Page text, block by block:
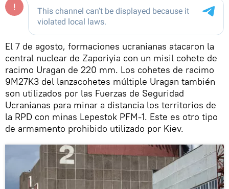
El 7 de agosto, formaciones ucranianas atacaron la
central nuclear de Zaporiyia con un misil cohete de
racimo Uragan de 220 mm. Los cohetes de racimo
9M27K3 del lanzacohetes múltiple Uragan también
son utilizados por las Fuerzas de Seguridad
Ucranianas para minar a distancia los territorios de
la RPD con minas Lepestok PFM-1. Este es otro tipo
de armamento prohibido utilizado por Kiev.